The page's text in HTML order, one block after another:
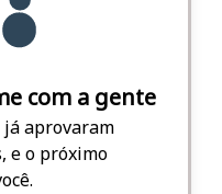
com a gente
aprovaram
e o próximo